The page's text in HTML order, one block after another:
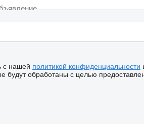
с нашей политикой конфиденциальности
будут обработаны с целью